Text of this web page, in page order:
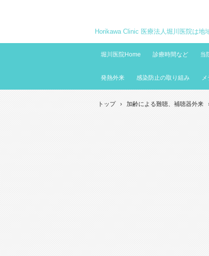
Horikawa Clinic 医療法人堀川医院は地
堀川医院Home
診療時間など 当
発熱外来 感染防止の取り組み
トップ › 加齢による難聴、補聴器外来